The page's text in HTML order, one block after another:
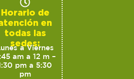
Horario de
en
todas las
sedes:
a Viernes
am a 12 m –
pm a 5:30
pm